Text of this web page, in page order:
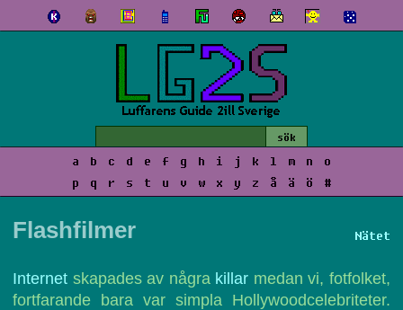
a b c d e f g h i j k l m n
o
p
q r s t u v w x y z å ä ö #
Nätet
Flashfilmer
Internet skapades av några killar medan vi, fotfolket,
fortfarande bara var simpla Hollywoodcelebriteter.